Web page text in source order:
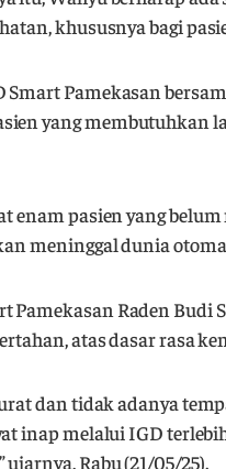
khususnya bagi
Smart Pamekasan
yang membutuhkan
enam pasien yang
meninggal dunia
Pamekasan Raden
atas dasar rasa
dan tidak adanya
inap melalui IGD
Rabu (21/05/25).